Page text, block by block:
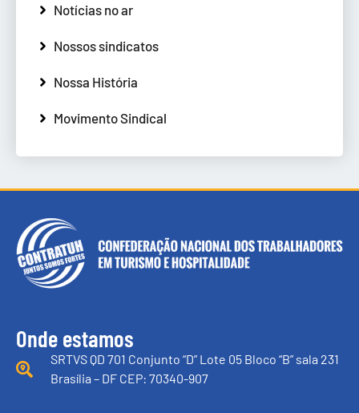
Notícias no ar
Nossos sindicatos
Nossa História
Movimento Sindical
Onde estamos
SRTVS QD 701 Conjunto “D” Lote 05 Bloco “B” sala 231
Brasília – DF CEP: 70340-907